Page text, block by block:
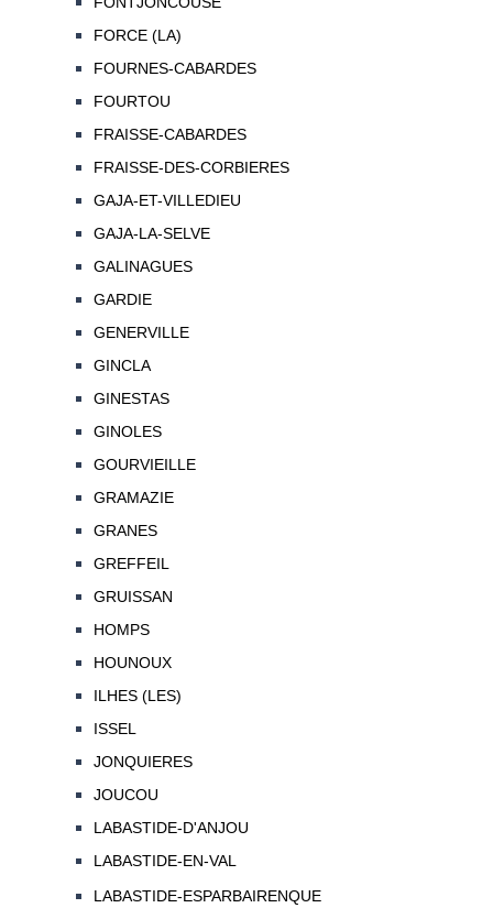
FORCE (LA)
FOURNES-CABARDES
FOURTOU
FRAISSE-CABARDES
FRAISSE-DES-CORBIERES
GAJA-ET-VILLEDIEU
GAJA-LA-SELVE
GALINAGUES
GARDIE
GENERVILLE
GINCLA
GINESTAS
GINOLES
GOURVIEILLE
GRAMAZIE
GRANES
GREFFEIL
GRUISSAN
HOMPS
HOUNOUX
ILHES (LES)
ISSEL
JONQUIERES
JOUCOU
LABASTIDE-D'ANJOU
LABASTIDE-EN-VAL
LABASTIDE-ESPARBAIRENQUE